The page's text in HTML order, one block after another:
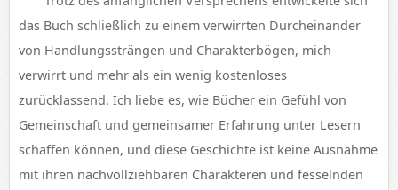
das Buch schließlich zu einem verwirrten Durcheinander
von Handlungssträngen und Charakterbögen, mich
verwirrt und mehr als ein wenig kostenloses
zurücklassend. Ich liebe es, wie Bücher ein Gefühl von
Gemeinschaft und gemeinsamer Erfahrung unter Lesern
schaffen können, und diese Geschichte ist keine Ausnahme
mit ihren nachvollziehbaren Charakteren und fesselnden